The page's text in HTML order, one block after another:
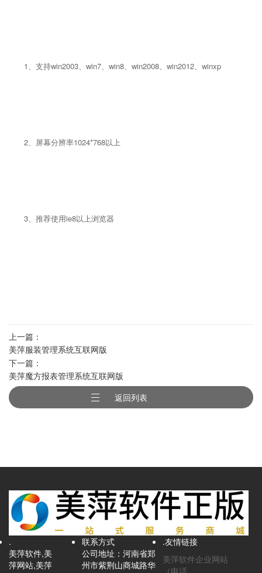
1、支持win2003、win7、win8、win2008、win2012、winxp
2、屏幕分辨率1024*768以上
3、推荐使用ie8以上浏览器
上一篇：
美萍服装管理系统互联网版
下一篇：
美萍魔方报表管理系统互联网版
返回列表
.
美萍软件,美
萍网站,美萍
联系方式
公司地址：河南省郑
州市紫荆山商城路华
.友情链接
美萍软件企业网站